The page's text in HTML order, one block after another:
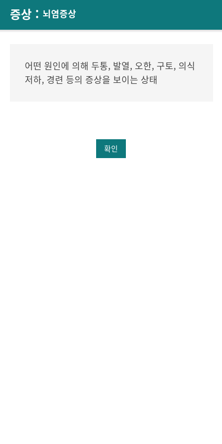
증상 : 뇌염증상
어떤 원인에 의해 두통, 발열, 오한, 구토, 의식
저하, 경련 등의 증상을 보이는 상태
확인